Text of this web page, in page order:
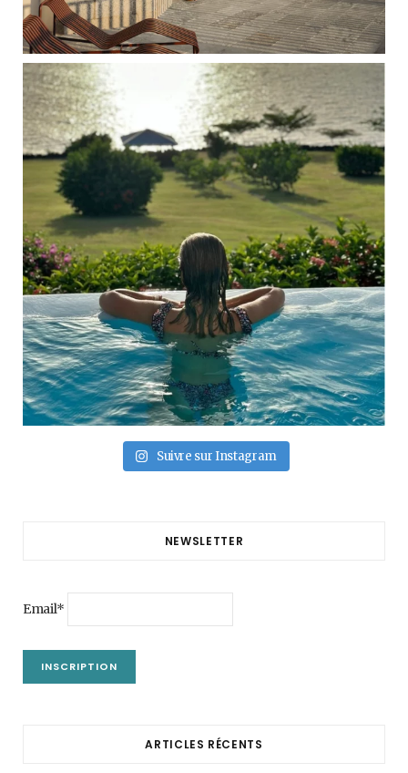
Suivre sur Instagram
NEWSLETTER
Email*
ARTICLES RÉCENTS